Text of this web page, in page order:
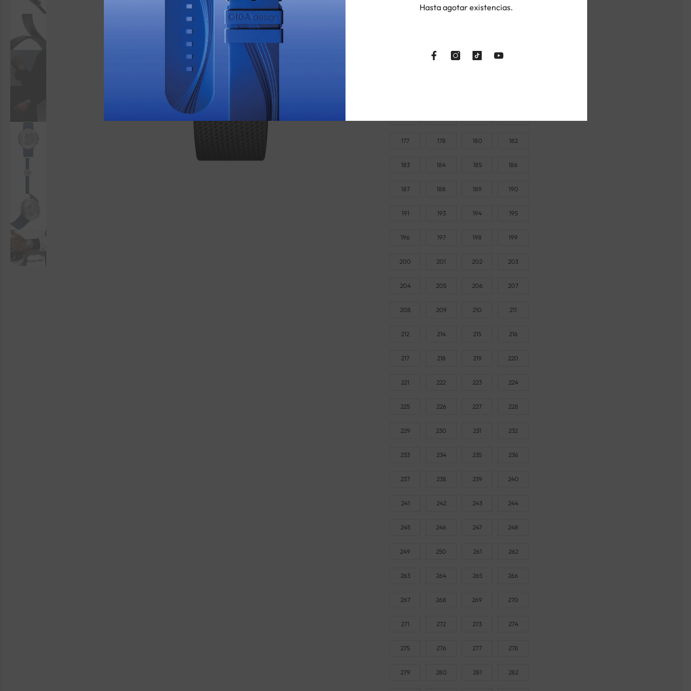
177 178 180 182
183 184 185 186
187 188 189 190
191 193 194 195
196 197 198 199
200 201 202 203
204 205 206 207
208 209 210 211
212 214 215 216
217 218 219 220
221 222 223 224
225 226 227 228
229 230 231 232
233 234 235 236
237 238 239 240
241 242 243 244
245 246 247 248
249 250 261 262
263 264 265 266
267 268 269 270
271 272 273 274
275 276 277 278
279 280 281 282
Hasta agotar existencias.